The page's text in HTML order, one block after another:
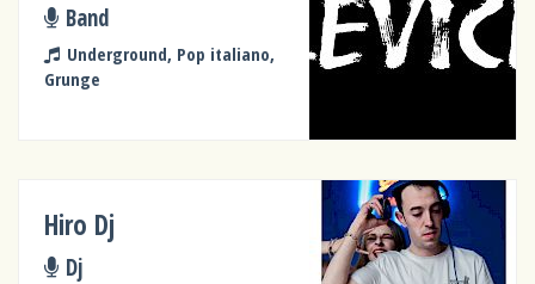
Band
Underground, Pop italiano,
Grunge
Hiro Dj
Dj